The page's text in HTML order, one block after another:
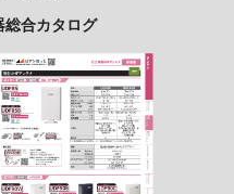
総合カタログ